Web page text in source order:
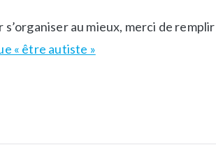
au mieux, merci de
« être autiste »